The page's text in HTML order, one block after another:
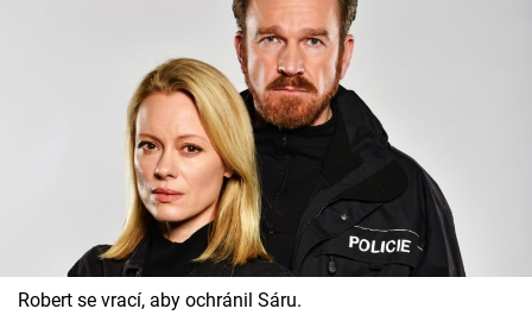
Robert se vrací, aby ochránil Sáru.